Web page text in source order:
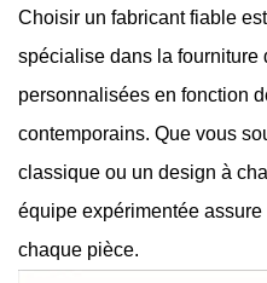
Choisir un fabricant fiable
spécialise dans la fourniture
personnalisées en fonction
contemporains. Que vous
classique ou un design à
équipe expérimentée
chaque pièce.